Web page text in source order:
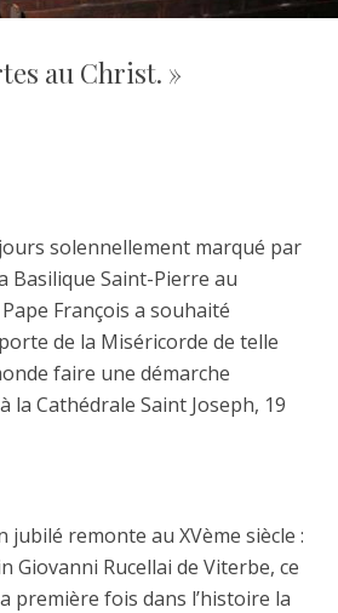
au Christ. »
solennellement marqué par
Basilique Saint-Pierre au
François a souhaité
de la Miséricorde de telle
faire une démarche
Cathédrale Saint Joseph, 19
jubilé remonte au XVème siècle :
Rucellai de Viterbe, ce
première fois dans l’histoire la